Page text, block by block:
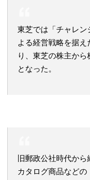
東芝では「チャレン
よる経営戦略を据
り、東芝の株主か
となった。
旧郵政公社時代か
カタログ商品など